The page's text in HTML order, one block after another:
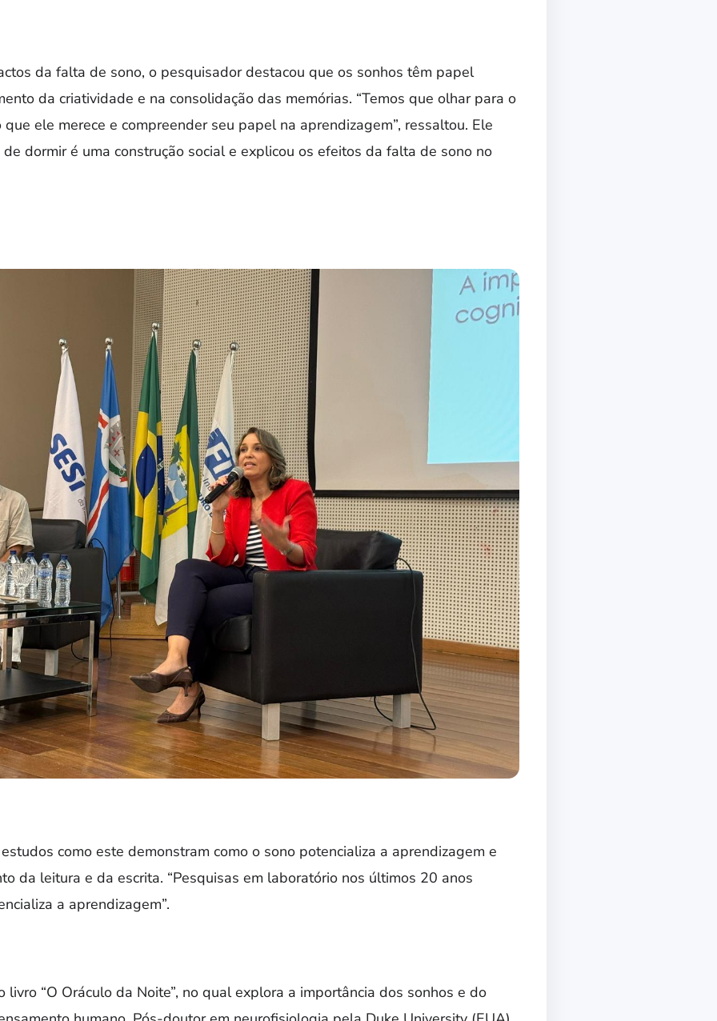
da falta de sono, o pesquisador destacou que os sonhos têm papel
da criatividade e na consolidação das memórias. “Temos que olhar para o
ele merece e compreender seu papel na aprendizagem”, ressaltou. Ele
dormir é uma construção social e explicou os efeitos da falta de sono no
como este demonstram como o sono potencializa a aprendizagem e
da leitura e da escrita. “Pesquisas em laboratório nos últimos 20 anos
a aprendizagem”.
livro “O Oráculo da Noite”, no qual explora a importância dos sonhos e do